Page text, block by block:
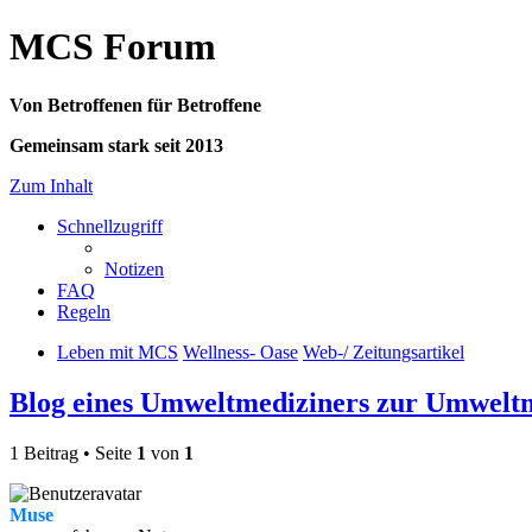
MCS Forum
Von Betroffenen für Betroffene
Gemeinsam stark seit 2013
Zum Inhalt
Schnellzugriff
Notizen
FAQ
Regeln
Leben mit MCS Wellness- Oase Web-/ Zeitungsartikel
Blog eines Umweltmediziners zur
1 Beitrag • Seite 1 von 1
Muse